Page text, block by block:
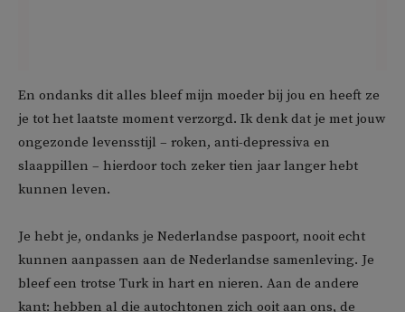
En ondanks dit alles bleef mijn moeder bij jou en heeft ze
je tot het laatste moment verzorgd. Ik denk dat je met jouw
ongezonde levensstijl – roken, anti-depressiva en
slaappillen – hierdoor toch zeker tien jaar langer hebt
kunnen leven.
Je hebt je, ondanks je Nederlandse paspoort, nooit echt
kunnen aanpassen aan de Nederlandse samenleving. Je
bleef een trotse Turk in hart en nieren. Aan de andere
kant: hebben al die autochtonen zich ooit aan ons, de